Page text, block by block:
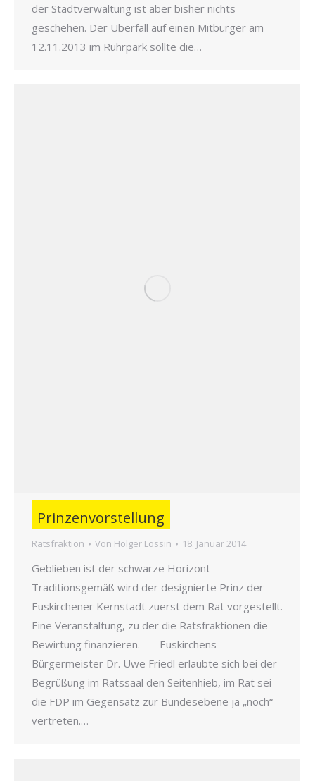
der Stadtverwaltung ist aber bisher nichts
geschehen. Der Überfall auf einen Mitbürger am
12.11.2013 im Ruhrpark sollte die…
Prinzenvorstellung
Ratsfraktion Von Holger Lossin 18. Januar 2014
Geblieben ist der schwarze Horizont
Traditionsgemäß wird der designierte Prinz der
Euskirchener Kernstadt zuerst dem Rat vorgestellt.
Eine Veranstaltung, zu der die Ratsfraktionen die
Bewirtung finanzieren. Euskirchens
Bürgermeister Dr. Uwe Friedl erlaubte sich bei der
Begrüßung im Ratssaal den Seitenhieb, im Rat sei
die FDP im Gegensatz zur Bundesebene ja „noch“
vertreten.…